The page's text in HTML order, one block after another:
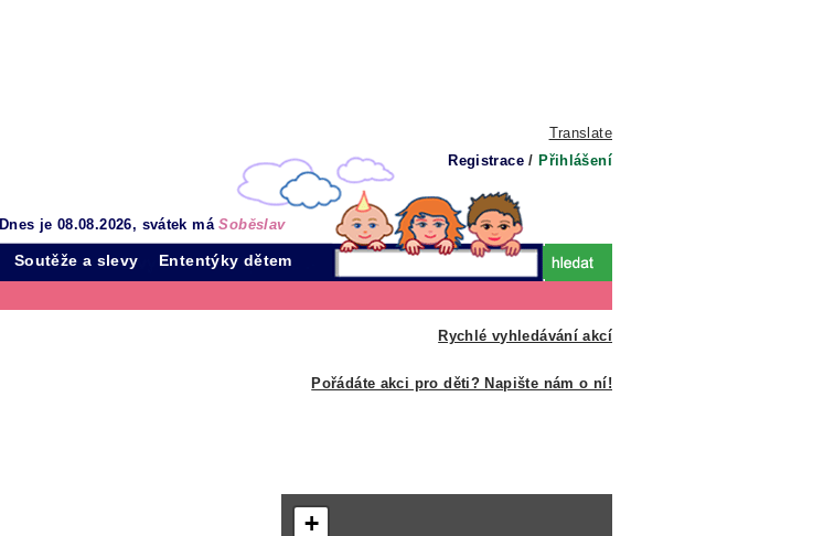
Translate
Registrace / Přihlášení
Dnes je 08.08.2026, svátek máSoběslav
Soutěže a slevy Ententýky dětem
Rychlé vyhledávání akcí
Pořádáte akci pro děti? Napište nám o ní!
+